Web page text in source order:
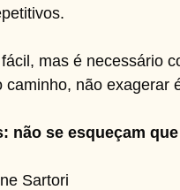
mas é necessário
caminho, não exagerar
não se esqueçam
Sartori